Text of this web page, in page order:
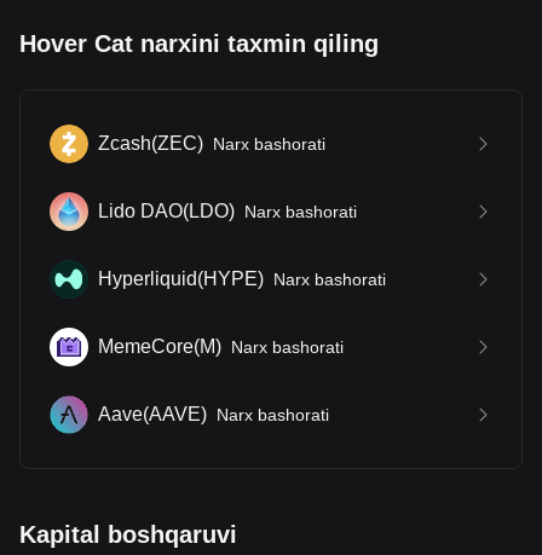
Hover Cat narxini taxmin qiling
Zcash(ZEC) Narx bashorati
Lido DAO(LDO) Narx bashorati
Hyperliquid(HYPE) Narx bashorati
MemeCore(M) Narx bashorati
Aave(AAVE) Narx bashorati
Kapital boshqaruvi